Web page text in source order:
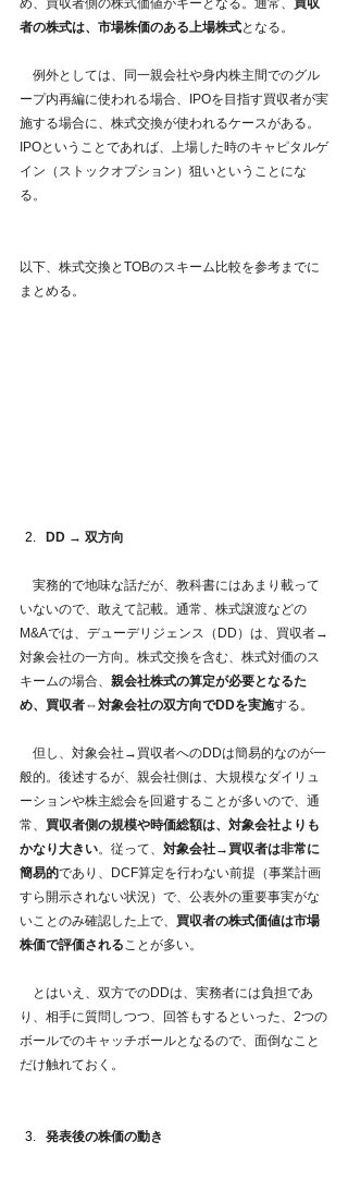
者の株式は、市場株価のある上場株式となる。
例外としては、同一親会社や身内株主間でのグル
ープ内再編に使われる場合、IPOを目指す買収者が実
施する場合に、株式交換が使われるケースがある。
IPOということであれば、上場した時のキャピタルゲ
イン（ストックオプション）狙いということにな
る。
以下、株式交換とTOBのスキーム比較を参考までに
まとめる。
DD → 双方向
実務的で地味な話だが、教科書にはあまり載って
いないので、敢えて記載。通常、株式譲渡などの
M&Aでは、デューデリジェンス（DD）は、買収者→
対象会社の一方向。株式交換を含む、株式対価のス
キームの場合、 親会社株式の算定が必要となるた
め、買収者⇔対象会社の双方向でDDを実施する。
但し、対象会社→買収者へのDDは簡易的なのが一
般的。後述するが、親会社側は、大規模なダイリュ
ーションや株主総会を回避することが多いので、通
常、 買収者側の規模や時価総額は、対象会社よりも
かなり大きい。従って、 対象会社→買収者は非常に
簡易的であり、DCF算定を行わない前提（事業計画
すら開示されない状況）で、公表外の重要事実がな
いことのみ確認した上で、 買収者の株式価値は市場
株価で評価される ことが多い。
とはいえ、双方でのDDは、実務者には負担であ
り、相手に質問しつつ、回答もするといった、2つの
ボールでのキャッチボールとなるので、面倒なこと
だけ触れておく。
発表後の株価の動き